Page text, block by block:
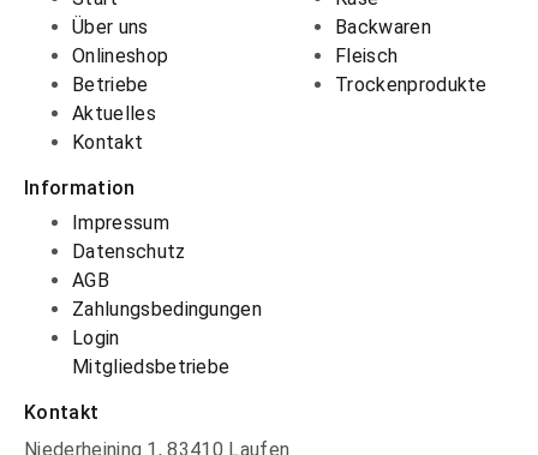
Über uns
Onlineshop
Betriebe
Aktuelles
Kontakt
Backwaren
Fleisch
Trockenprodukte
Information
Impressum
Datenschutz
AGB
Zahlungsbedingungen
Login
Mitgliedsbetriebe
Kontakt
Niederheining 1, 83410 Laufen